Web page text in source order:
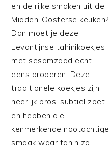
en de rijke smaken uit de
Midden-Oosterse keuken?
Dan moet je deze
Levantijnse tahinikoekjes
met sesamzaad echt
eens proberen. Deze
traditionele koekjes zijn
heerlijk bros, subtiel zoet
en hebben die
kenmerkende nootachtige
smaak waar tahin zo